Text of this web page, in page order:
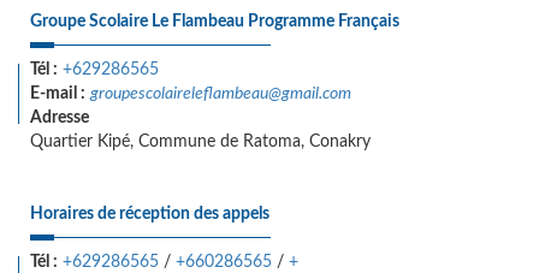
Groupe Scolaire Le Flambeau Programme Français
Tél : +629286565
E-mail : groupescolaireleflambeau@gmail.com
Adresse
Quartier Kipé, Commune de Ratoma, Conakry
Horaires de réception des appels
Tél : +629286565 / +660286565 / +